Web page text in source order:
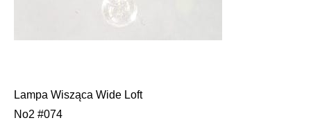
Nawigacja
Lampa Wisząca Wide Loft
No2 #074